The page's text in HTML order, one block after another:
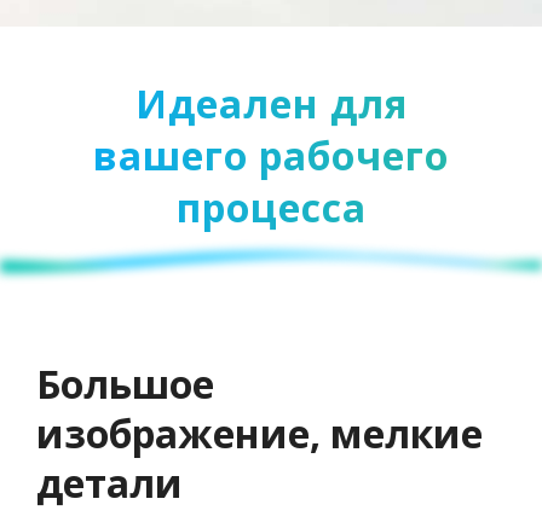
Идеален для
вашего рабочего
процесса
Большое
изображение, мелкие
детали